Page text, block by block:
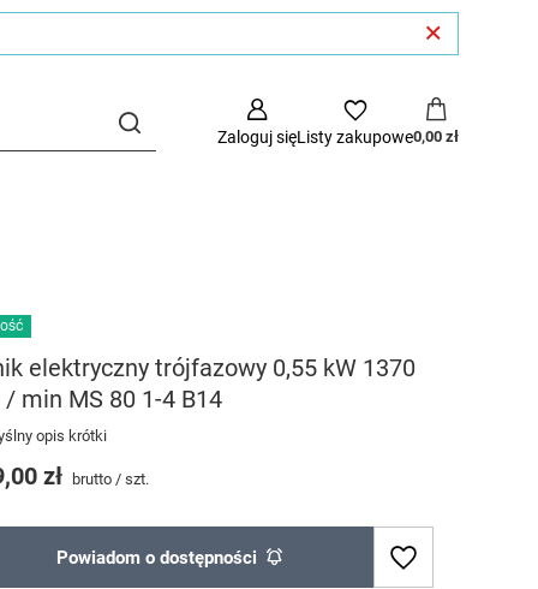
Zaloguj sięListy zakupowe0,00 zł
elektryczny trójfazowy 0,55 kW 1370
/ min MS 80 1-4 B14
opis krótki
zł brutto /szt.
Powiadom o dostępności